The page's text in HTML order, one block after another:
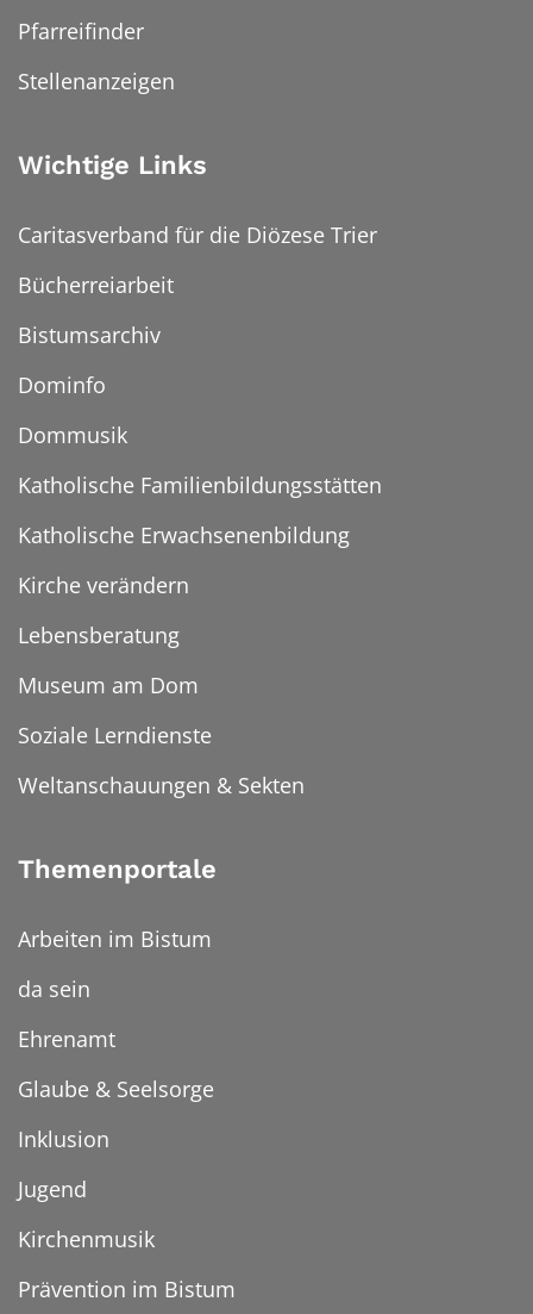
Pfarreifinder
Stellenanzeigen
Wichtige Links
Caritasverband für die Diözese Trier
Bücherreiarbeit
Bistumsarchiv
Dominfo
Dommusik
Katholische Familienbildungsstätten
Katholische Erwachsenenbildung
Kirche verändern
Lebensberatung
Museum am Dom
Soziale Lerndienste
Weltanschauungen & Sekten
Themenportale
Arbeiten im Bistum
da sein
Ehrenamt
Glaube & Seelsorge
Inklusion
Jugend
Kirchenmusik
Prävention im Bistum